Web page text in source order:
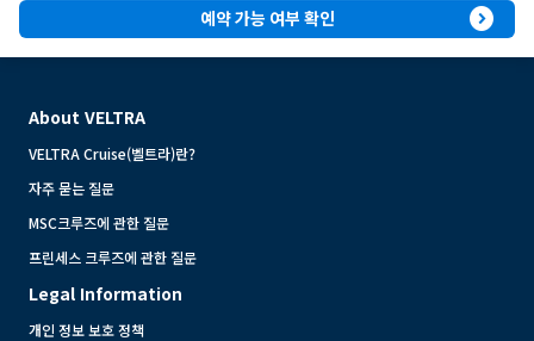
예약 가능 여부 확인 expand_circle_right
About VELTRA
VELTRA Cruise(벨트라)란?
자주 묻는 질문
MSC크루즈에 관한 질문
프린세스 크루즈에 관한 질문
Legal Information
개인 정보 보호 정책